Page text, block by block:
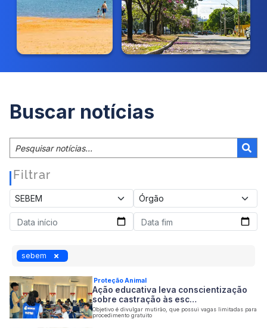
Buscar notícias
Filtrar
sebem
Proteção Animal
Ação educativa leva conscientização
sobre castração às esc…
Objetivo é divulgar mutirão, que possui vagas limitadas para
procedimento gratuito